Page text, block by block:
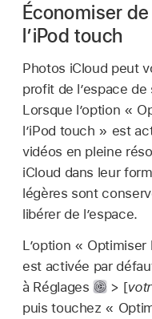
Économiser
l’iPod touch
Photos iCloud peut
profit de l’espace
Lorsque l’option «
l’iPod touch » est
vidéos en pleine
iCloud dans leur
légères sont
libérer de l’espace.
L’option «
est activée par
à Réglages
> [
puis touchez «